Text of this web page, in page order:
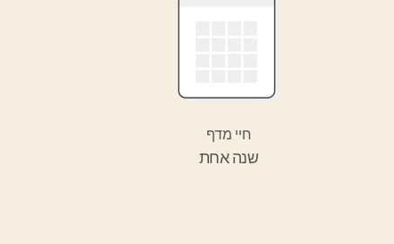
חיי מדף
שנה אחת